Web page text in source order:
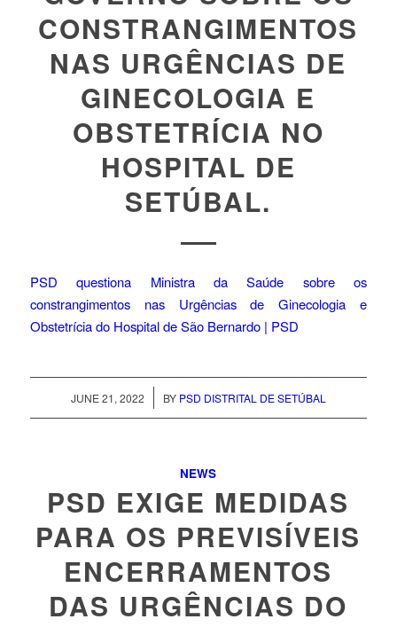
CONSTRANGIMENTOS
NAS URGÊNCIAS DE
GINECOLOGIA E
OBSTETRÍCIA NO
HOSPITAL DE
SETÚBAL.
PSD questiona Ministra da Saúde sobre os
constrangimentos nas Urgências de Ginecologia e
Obstetrícia do Hospital de São Bernardo | PSD
JUNE 21, 2022
/ BY PSD DISTRITAL DE SETÚBAL
NEWS
PSD EXIGE MEDIDAS
PARA OS PREVISÍVEIS
ENCERRAMENTOS
DAS URGÊNCIAS DO